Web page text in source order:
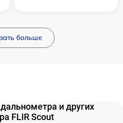
больше
и других
FLIR Scout